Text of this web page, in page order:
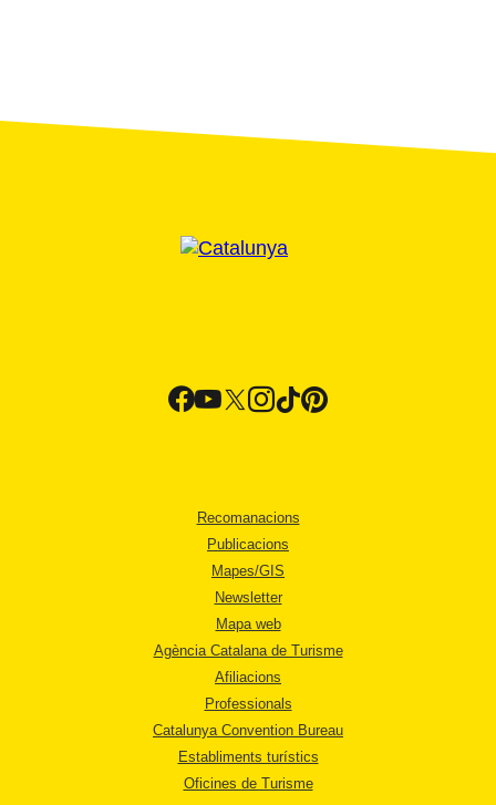
Recomanacions
Publicacions
Mapes/GIS
Newsletter
Mapa web
Agència Catalana de Turisme
Afiliacions
Professionals
Catalunya Convention Bureau
Establiments turístics
Oficines de Turisme